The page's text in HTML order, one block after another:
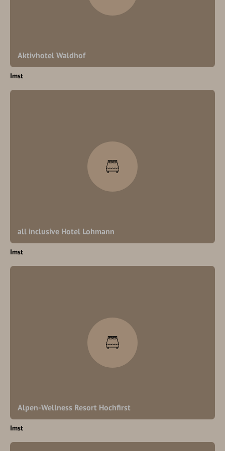
Aktivhotel Waldhof
Imst
all inclusive Hotel Lohmann
Imst
Alpen-Wellness Resort Hochfirst
Imst